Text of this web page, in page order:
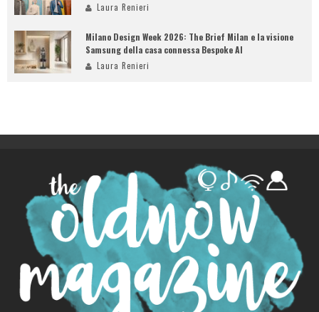
Laura Renieri
Milano Design Week 2026: The Brief Milan e la visione
Samsung della casa connessa Bespoke AI
Laura Renieri